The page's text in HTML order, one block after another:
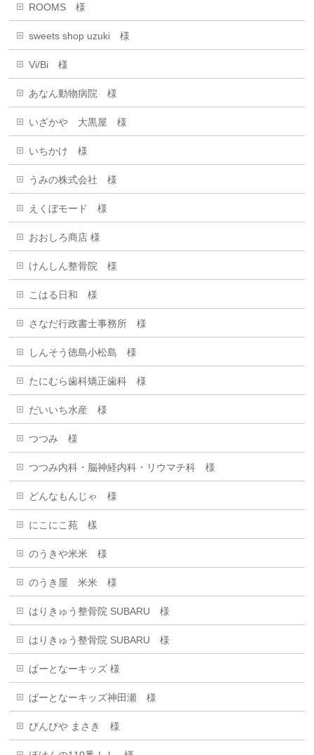
ROOMS 様
sweets shop uzuki 様
Vi/Bi 様
あなん動物病院 様
いざかや 大黒屋 様
いちかけ 様
うみの株式会社 様
えくぼモード 様
おおしろ商店 様
けんしん整骨院 様
こはる日和 様
さなだ行政書士事務所 様
しんそう徳島小松島 様
たにむら歯科矯正歯科 様
だいいち水産 様
つつみ 様
つつみ内科・脳神経内科・リウマチ科 様
どんなもんじゃ 様
にこにこ苑 樣
のうきや米米 様
のうき屋 米米 様
はりきゅう整骨院 SUBARU 様
はりきゅう整骨院 SUBARU 様
ぱーとなーキッズ 様
ぱーとなーキッズ神田瀬 様
びんびや まさき 様